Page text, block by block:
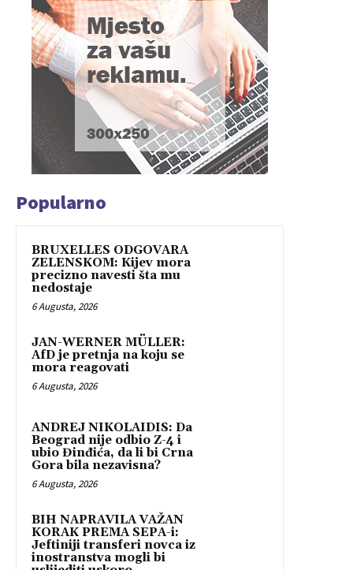
Popularno
BRUXELLES ODGOVARA
ZELENSKOM: Kijev mora
precizno navesti šta mu
nedostaje
6 Augusta, 2026
JAN-WERNER MÜLLER:
AfD je pretnja na koju se
mora reagovati
6 Augusta, 2026
ANDREJ NIKOLAIDIS: Da
Beograd nije odbio Z-4 i
ubio Đinđića, da li bi Crna
Gora bila nezavisna?
6 Augusta, 2026
BIH NAPRAVILA VAŽAN
KORAK PREMA SEPA-i:
Jeftiniji transferi novca iz
inostranstva mogli bi